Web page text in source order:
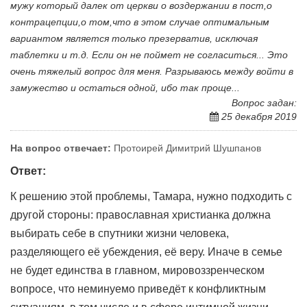
мужу который далек от церкви о воздержании в пост,о
контрацепции,о том,что в этом случае оптимальным
вариантом является только презерватив, исключая
таблетки и т.д. Если он не поймет не согласиться... Это
очень тяжелый вопрос для меня. Разрываюсь между войти в
замужество и остаться одной, ибо так проще...
Вопрос задан:
25 декабря 2019
На вопрос отвечает: Протоирей Димитрий Шушпанов
Ответ:
К решению этой проблемы, Тамара, нужно подходить с
другой стороны: православная христианка должна
выбирать себе в спутники жизни человека,
разделяющего её убеждения, её веру. Иначе в семье
не будет единства в главном, мировоззренческом
вопросе, что неминуемо приведёт к конфликтным